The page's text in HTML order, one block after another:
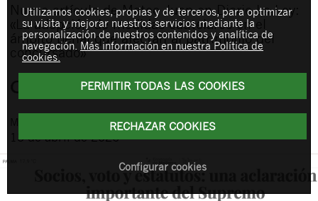
Nuevo artículo de Mateo Juan en Diario La Ley:
«La adopción de medidas cautelares en el
ámbito penal que afectan al patrimonio del
concursado»
13 de abril de 2026
Utilizamos cookies, propias y de terceros, para optimizar
su visita y mejorar nuestros servicios mediante la
personalización de nuestros contenidos y analítica de
navegación. Más información en nuestra Política de
cookies.
PERMITIR TODAS LAS COOKIES
RECHAZAR COOKIES
Configurar cookies